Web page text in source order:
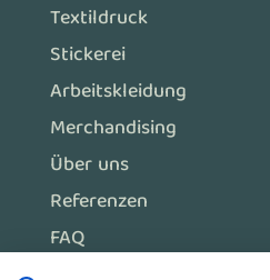
Textildruck
Stickerei
Arbeitskleidung
Merchandising
Über uns
Referenzen
FAQ